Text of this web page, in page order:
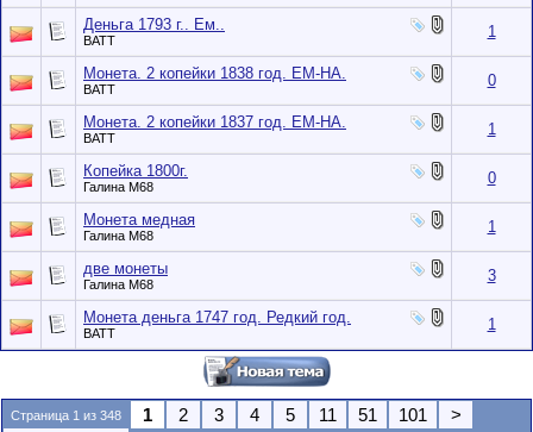
Деньга 1793 г.. Ем..
BATT 1
Монета. 2 копейки 1838 год. ЕМ-НА.
BATT 0
Монета. 2 копейки 1837 год. ЕМ-НА.
BATT 1
Копейка 1800г.
Галина М68 0
Монета медная
Галина М68 1
две монеты
Галина М68 3
Монета деньга 1747 год. Редкий год.
BATT 1
Страница 1 из 348 1 2 3 4 5 11 51 101 >